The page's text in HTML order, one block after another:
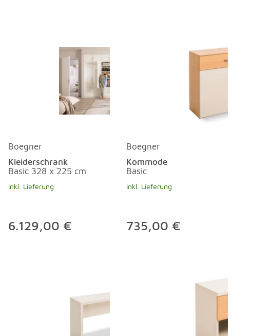
Boegner
Kleiderschrank
Basic 328 x 225 cm
inkl. Lieferung
6.129,00 €
Boegner
Kommode
Basic
inkl. Lieferung
735,00 €